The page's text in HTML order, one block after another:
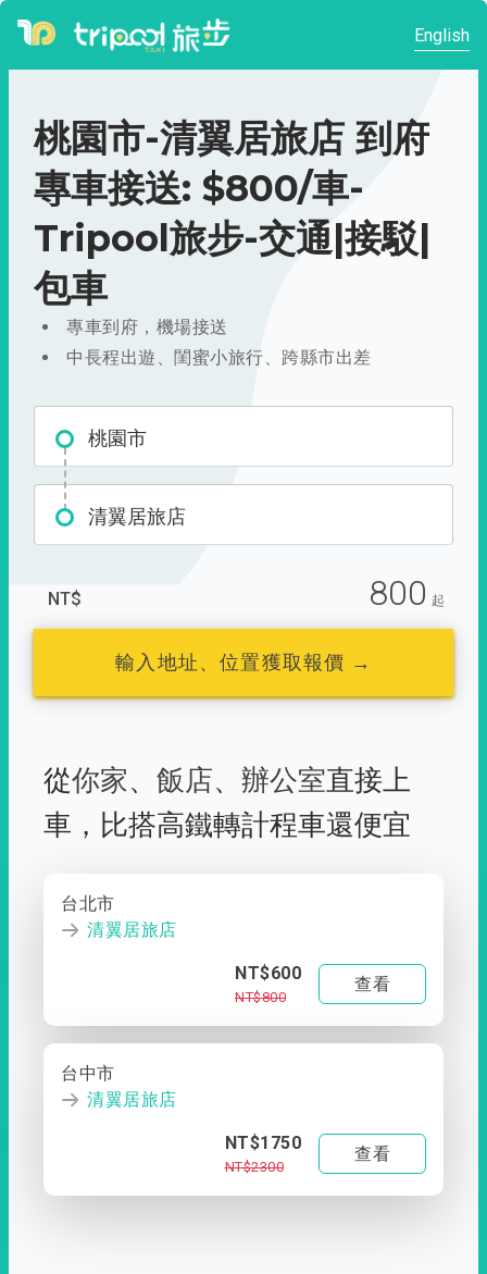
English
桃園市-清翼居旅店 到府
專車接送: $800/車-
Tripool旅步-交通|接駁|
包車
專車到府，機場接送
中長程出遊、閨蜜小旅行、跨縣市出差
桃園市
清翼居旅店
NT$ 800 起
輸入地址、位置獲取報價 →
從你家、 飯店、 辦公室直接上
車， 比搭高鐵轉計程車還便宜
台北市
清翼居旅店
NT$600
NT$800
查看
台中市
清翼居旅店
NT$1750
NT$2300
查看